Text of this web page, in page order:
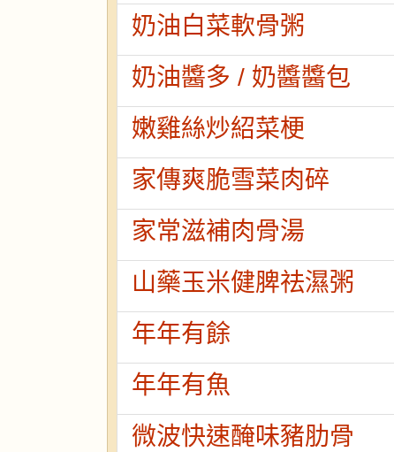
奶油白菜軟骨粥
奶油醬多 / 奶醬醬包
嫩雞絲炒紹菜梗
家傳爽脆雪菜肉碎
家常滋補肉骨湯
山藥玉米健脾祛濕粥
年年有餘
年年有魚
微波快速醃味豬肋骨